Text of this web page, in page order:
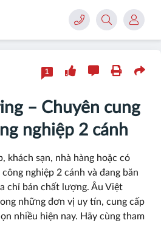
– Chuyên cung
nghiệp 2 cánh
khách sạn, nhà hàng hoặc có
nghiệp 2 cánh và đang băn
chỉ bán chất lượng. Âu Việt
những đơn vị uy tín, cung cấp
nhiều hiện nay. Hãy cùng tham
1